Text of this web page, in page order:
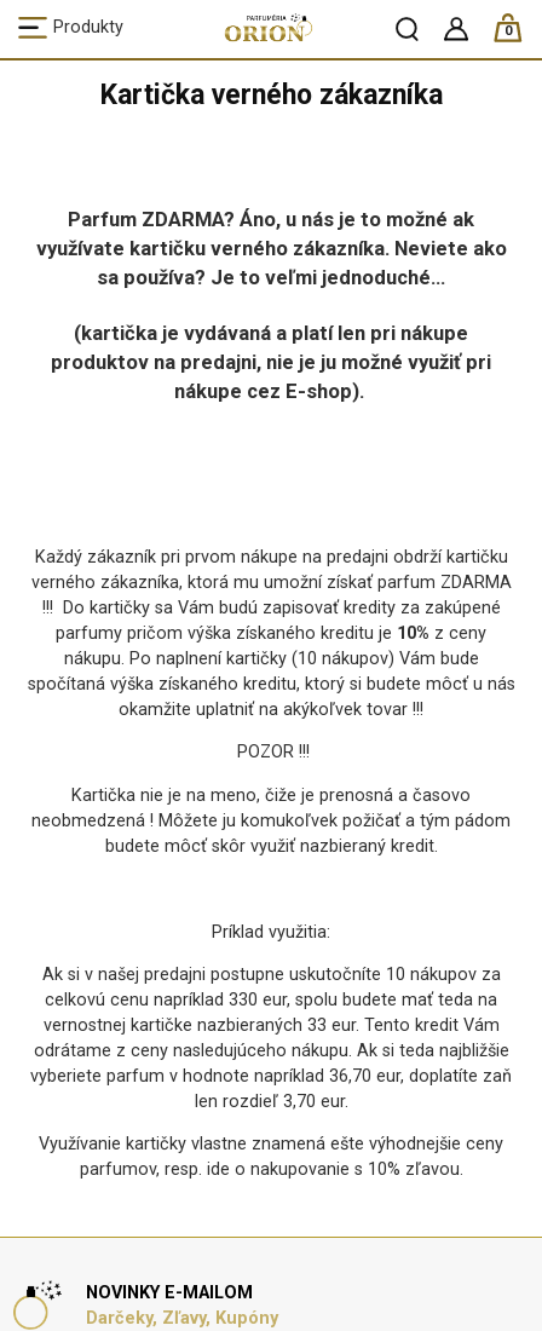
Produkty 0
ks /
Kartička verného zákazníka
Parfum ZDARMA? Áno, u nás je to možné ak
využívate kartičku verného zákazníka. Neviete ako
sa používa? Je to veľmi jednoduché...
(kartička je vydávaná a platí len pri nákupe
produktov na predajni, nie je ju možné využiť pri
nákupe cez E-shop).
Každý zákazník pri prvom nákupe na predajni obdrží kartičku
verného zákazníka, ktorá mu umožní získať parfum ZDARMA
!!! Do kartičky sa Vám budú zapisovať kredity za zakúpené
parfumy pričom výška získaného kreditu je 10% z ceny
nákupu. Po naplnení kartičky (10 nákupov) Vám bude
spočítaná výška získaného kreditu, ktorý si budete môcť u nás
okamžite uplatniť na akýkoľvek tovar !!!
POZOR !!!
Kartička nie je na meno, čiže je prenosná a časovo
neobmedzená ! Môžete ju komukoľvek požičať a tým pádom
budete môcť skôr využiť nazbieraný kredit.
Príklad využitia:
Ak si v našej predajni postupne uskutočníte 10 nákupov za
celkovú cenu napríklad 330 eur, spolu budete mať teda na
vernostnej kartičke nazbieraných 33 eur. Tento kredit Vám
odrátame z ceny nasledujúceho nákupu. Ak si teda najbližšie
vyberiete parfum v hodnote napríklad 36,70 eur, doplatíte zaň
len rozdieľ 3,70 eur.
Využívanie kartičky vlastne znamená ešte výhodnejšie ceny
parfumov, resp. ide o nakupovanie s 10% zľavou.
NOVINKY E-MAILOM
Darčeky, Zľavy, Kupóny